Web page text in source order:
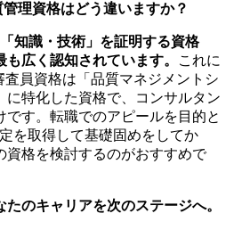
理資格はどう違いますか？
知識・技術」を証明する資格
広く認知されています。
これに
査員資格は「品質マネジメントシ
に特化した資格で、コンサルタン
です。転職でのアピールを目的と
を取得して基礎固めをしてか
資格を検討するのがおすすめで
のキャリアを次のステージへ。